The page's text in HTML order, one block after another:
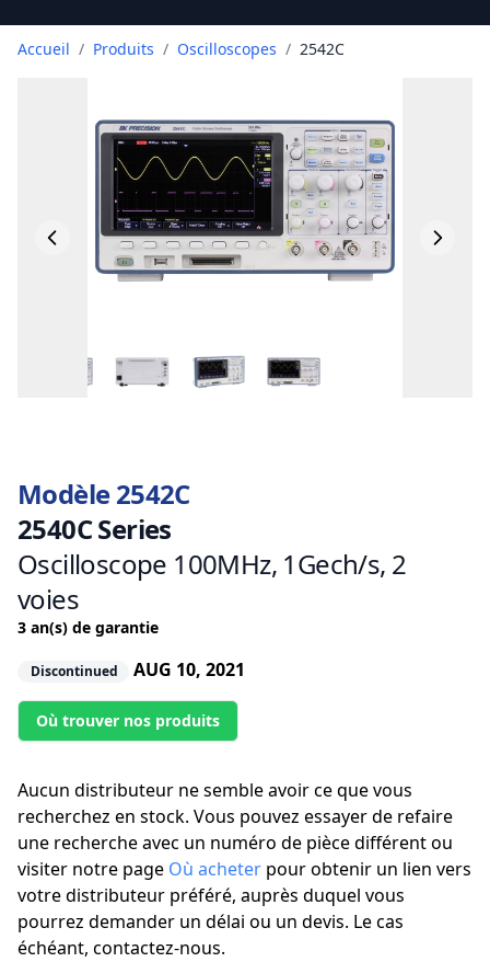
Accueil / Produits / Oscilloscopes / 2542C
Modèle 2542C
2540C Series
Oscilloscope 100MHz, 1Gech/s, 2
voies
3 an(s) de garantie
Discontinued AUG 10, 2021
Où trouver nos produits
Aucun distributeur ne semble avoir ce que vous
recherchez en stock. Vous pouvez essayer de refaire
une recherche avec un numéro de pièce différent ou
visiter notre page Où acheter pour obtenir un lien vers
votre distributeur préféré, auprès duquel vous
pourrez demander un délai ou un devis. Le cas
échéant, contactez-nous.